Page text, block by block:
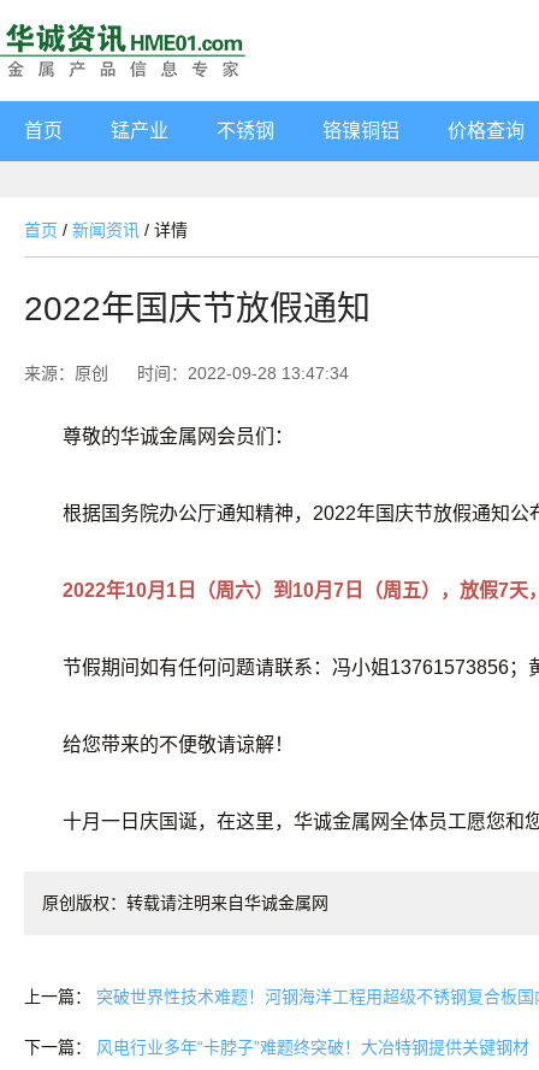
首页 锰产业 不锈钢 铬镍铜铝 价格查询
首页 / 新闻资讯 / 详情
2022年国庆节放假通知
来源：原创 时间：2022-09-28 13:47:34
尊敬的华诚金属网会员们：
根据国务院办公厅通知精神，2022年国庆节放假通知公
2022年10月1日（周六）到10月7日（周五），放假7
节假期间如有任何问题请联系：冯小姐13761573856；
给您带来的不便敬请谅解！
十月一日庆国诞，在这里，华诚金属网全体员工愿您和
原创版权：转载请注明来自华诚金属网
上一篇： 突破世界性技术难题！河钢海洋工程用超级不锈钢复合板国
下一篇： 风电行业多年“卡脖子”难题终突破！大冶特钢提供关键钢材